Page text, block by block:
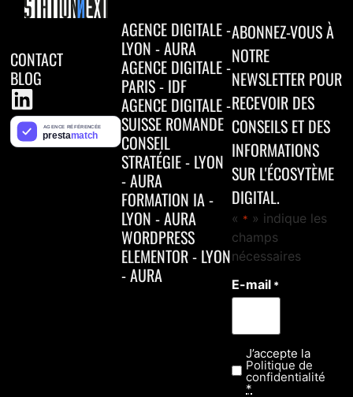
CONTACT
BLOG
AGENCE DIGITALE -
LYON - AURA
AGENCE DIGITALE -
PARIS - IDF
AGENCE DIGITALE -
SUISSE ROMANDE
CONSEIL
STRATÉGIE - LYON
- AURA
FORMATION IA -
LYON - AURA
WORDPRESS
ELEMENTOR - LYON
- AURA
ABONNEZ-VOUS À
NOTRE
NEWSLETTER POUR
RECEVOIR DES
CONSEILS ET DES
INFORMATIONS
SUR L'ÉCOSYTÈME
DIGITAL.
« * » indique les
champs
nécessaires
E-mail *
Confidentialité
*
J’accepte la
Politique de
confidentialité
*